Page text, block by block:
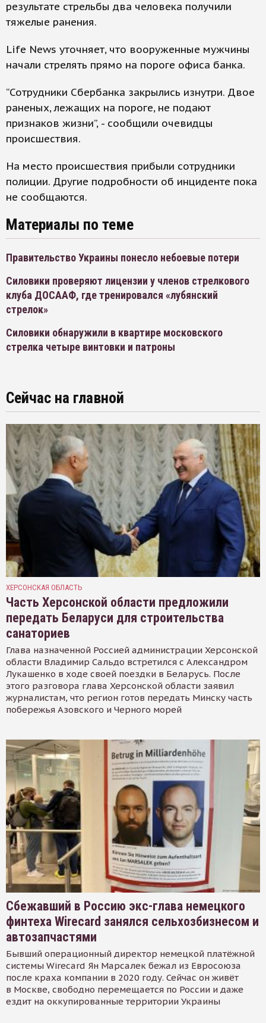
результате стрельбы два человека получили
тяжелые ранения.
Life News уточняет, что вооруженные мужчины
начали стрелять прямо на пороге офиса банка.
“Сотрудники Сбербанка закрылись изнутри. Двое
раненых, лежащих на пороге, не подают
признаков жизни”, - сообщили очевидцы
происшествия.
На место происшествия прибыли сотрудники
полиции. Другие подробности об инциденте пока
не сообщаются.
Материалы по теме
Правительство Украины понесло небоевые потери
Силовики проверяют лицензии у членов стрелкового
клуба ДОСААФ, где тренировался «лубянский
стрелок»
Силовики обнаружили в квартире московского
стрелка четыре винтовки и патроны
Сейчас на главной
ХЕРСОНСКАЯ ОБЛАСТЬ
Часть Херсонской области предложили
передать Беларуси для строительства
санаториев
Глава назначенной Россией администрации Херсонской
области Владимир Сальдо встретился с Александром
Лукашенко в ходе своей поездки в Беларусь. После
этого разговора глава Херсонской области заявил
журналистам, что регион готов передать Минску часть
побережья Азовского и Черного морей
Сбежавший в Россию экс-глава немецкого
финтеха Wirecard занялся сельхозбизнесом и
автозапчастями
Бывший операционный директор немецкой платёжной
системы Wirecard Ян Марсалек бежал из Евросоюза
после краха компании в 2020 году. Сейчас он живёт
в Москве, свободно перемещается по России и даже
ездит на оккупированные территории Украины